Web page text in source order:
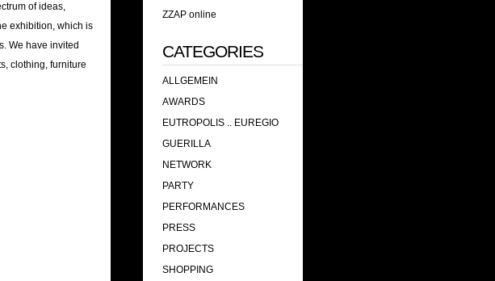
of ideas,
exhibition, which is
We have invited
clothing, furniture
ZZAP online
CATEGORIES
ALLGEMEIN
AWARDS
EUTROPOLIS .. EUREGIO
GUERILLA
NETWORK
PARTY
PERFORMANCES
PRESS
PROJECTS
SHOPPING